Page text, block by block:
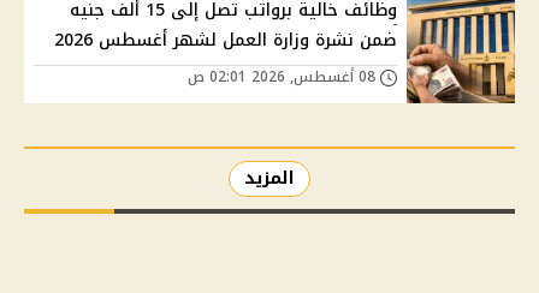
وظائف خالية برواتب تصل إلى 15 ألف جنيه
ضمن نشرة وزارة العمل لشهر أغسطس 2026
المزيد